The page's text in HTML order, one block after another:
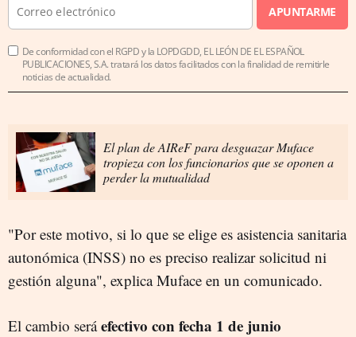
APUNTARME
De conformidad con el RGPD y la LOPDGDD, EL LEÓN DE EL ESPAÑOL
PUBLICACIONES, S.A. tratará los datos facilitados con la finalidad de remitirle
noticias de actualidad.
El plan de AIReF para desguazar Muface
tropieza con los funcionarios que se oponen a
perder la mutualidad
"Por este motivo, si lo que se elige es asistencia sanitaria
autonómica (INSS) no es preciso realizar solicitud ni
gestión alguna", explica Muface en un comunicado.
El cambio seráefectivo con fecha 1 de junio